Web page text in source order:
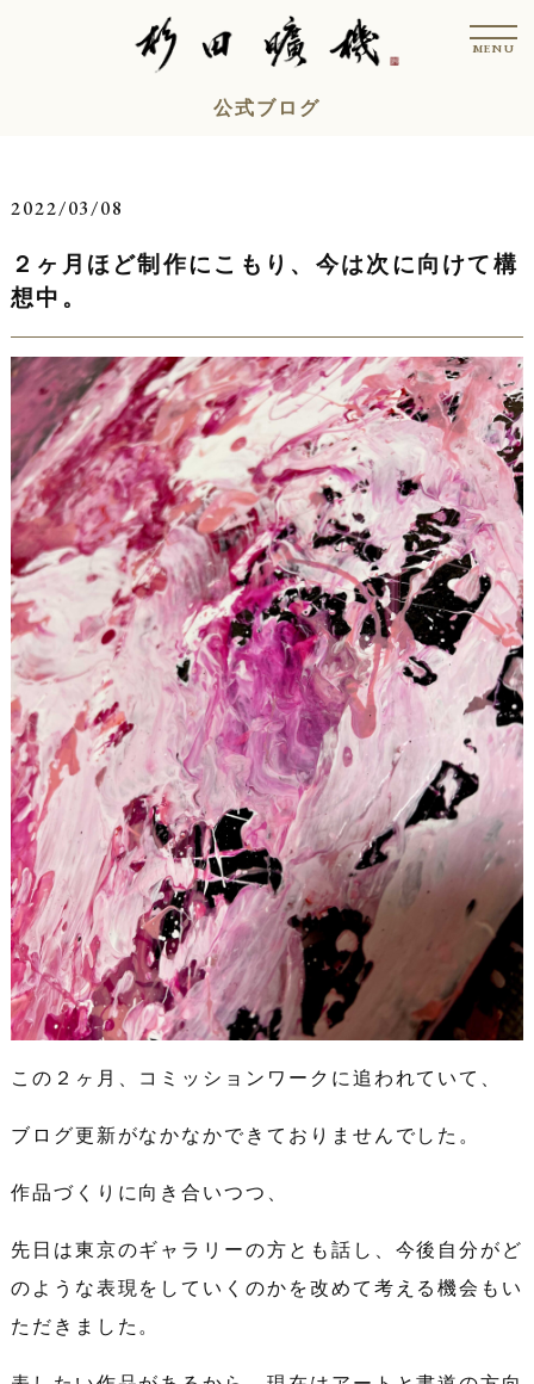
ス
ッ
プ
t
o
i
o
n
MENU
公式ブログ
2022/03/08
２ヶ月ほど制作にこもり、今は次に向けて構
想中。
この２ヶ月、コミッションワークに追われていて、
ブログ更新がなかなかできておりませんでした。
作品づくりに向き合いつつ、
先日は東京のギャラリーの方とも話し、今後自分がど
のような表現をしていくのかを改めて考える機会もい
ただきました。